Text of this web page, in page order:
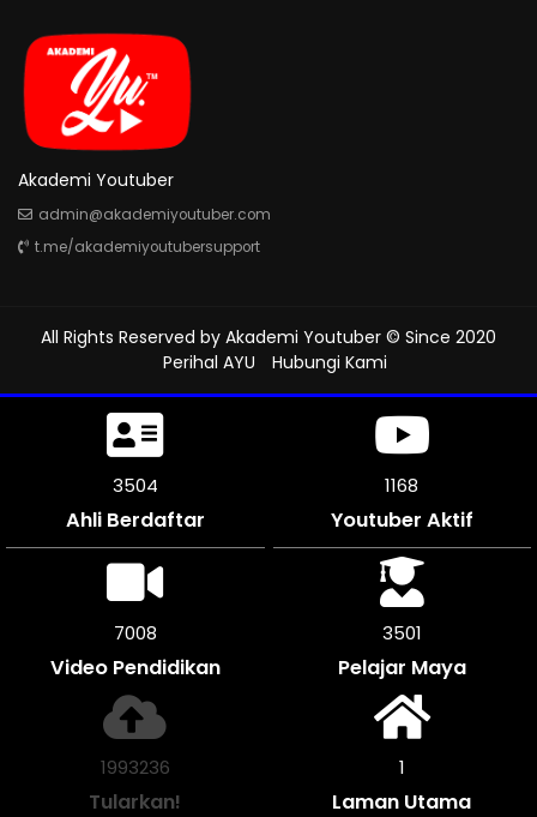
Akademi Youtuber
admin@akademiyoutuber.com
t.me/akademiyoutubersupport
All Rights Reserved by Akademi Youtuber © Since 2020
Perihal AYU
Hubungi Kami
3936
Ahli Berdaftar
1312
Youtuber Aktif
7872
Video Pendidikan
3936
Pelajar Maya
2239188
Tularkan!
1
Laman Utama